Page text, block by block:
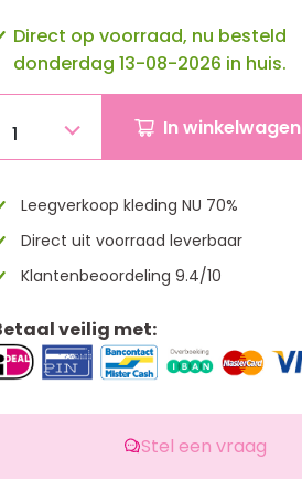
Direct op voorraad, nu besteld
donderdag 13-08-2026 in huis.
1 In winkelwagen
Leegverkoop kleding NU 70%
Direct uit voorraad leverbaar
Klantenbeoordeling 9.4/10
veilig met:
Stel een vraag